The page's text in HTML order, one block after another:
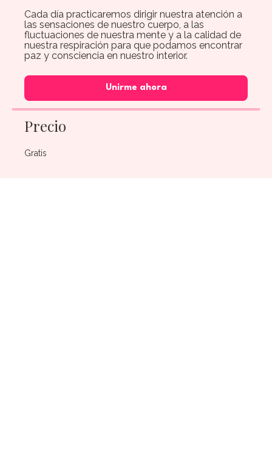
Cada día practicaremos dirigir nuestra atención a
las sensaciones de nuestro cuerpo, a las
fluctuaciones de nuestra mente y a la calidad de
nuestra respiración para que podamos encontrar
paz y consciencia en nuestro interior.
Unirme ahora
Precio
Gratis